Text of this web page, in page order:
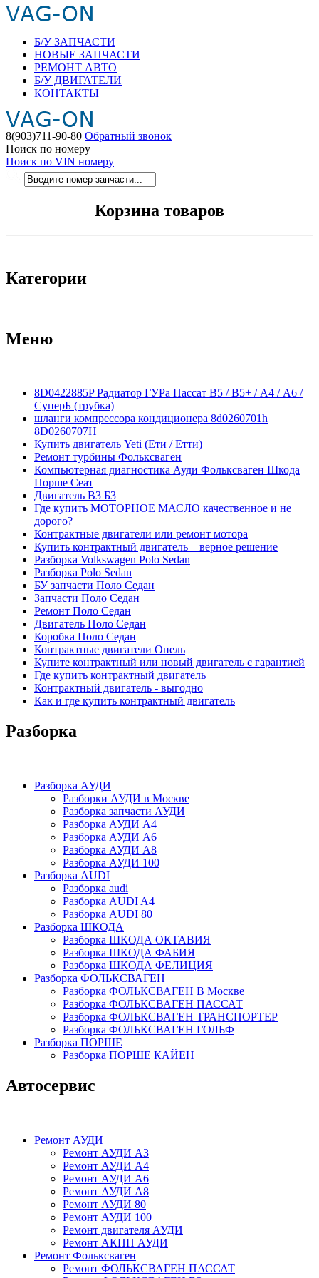
Б/У ЗАПЧАСТИ
НОВЫЕ ЗАПЧАСТИ
РЕМОНТ АВТО
Б/У ДВИГАТЕЛИ
КОНТАКТЫ
8(903)711-90-80 Обратный звонок
Поиск по номеру
Поиск по VIN номеру
Корзина товаров
Категории
Меню
8D0422885P Радиатор ГУРа Пассат В5 / В5+ / А4 / А6 /
СуперБ (трубка)
шланги компрессора кондиционера 8d0260701h
8D0260707H
Купить двигатель Yeti (Ети / Етти)
Ремонт турбины Фольксваген
Компьютерная диагностика Ауди Фольксваген Шкода
Порше Сеат
Двигатель В3 Б3
Где купить МОТОРНОЕ МАСЛО качественное и не
дорого?
Контрактные двигатели или ремонт мотора
Купить контрактный двигатель – верное решение
Разборка Volkswagen Polo Sedan
Разборка Polo Sedan
БУ запчасти Поло Седан
Запчасти Поло Седан
Ремонт Поло Седан
Двигатель Поло Седан
Коробка Поло Седан
Контрактные двигатели Опель
Купите контрактный или новый двигатель с гарантией
Где купить контрактный двигатель
Контрактный двигатель - выгодно
Как и где купить контрактный двигатель
Разборка
Разборка АУДИ
Разборки АУДИ в Москве
Разборка запчасти АУДИ
Разборка АУДИ А4
Разборка АУДИ А6
Разборка АУДИ А8
Разборка АУДИ 100
Разборка AUDI
Разборка audi
Разборка AUDI A4
Разборка AUDI 80
Разборка ШКОДА
Разборка ШКОДА ОКТАВИЯ
Разборка ШКОДА ФАБИЯ
Разборка ШКОДА ФЕЛИЦИЯ
Разборка ФОЛЬКСВАГЕН
Разборка ФОЛЬКСВАГЕН В Москве
Разборка ФОЛЬКСВАГЕН ПАССАТ
Разборка ФОЛЬКСВАГЕН ТРАНСПОРТЕР
Разборка ФОЛЬКСВАГЕН ГОЛЬФ
Разборка ПОРШЕ
Разборка ПОРШЕ КАЙЕН
Автосервис
Ремонт АУДИ
Ремонт АУДИ А3
Ремонт АУДИ А4
Ремонт АУДИ А6
Ремонт АУДИ А8
Ремонт АУДИ 80
Ремонт АУДИ 100
Ремонт двигателя АУДИ
Ремонт АКПП АУДИ
Ремонт Фольксваген
Ремонт ФОЛЬКСВАГЕН ПАССАТ